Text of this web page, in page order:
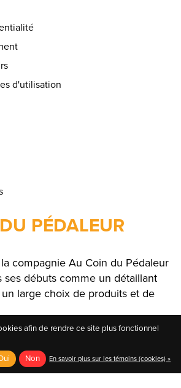
d'utilisation
PÉDALEUR
compagnie Au Coin du Pédaleur
ses débuts comme un détaillant
large choix de produits et de
afin de rendre ce site plus fonctionnel
Non En savoir plus sur les témoins (cookies) »